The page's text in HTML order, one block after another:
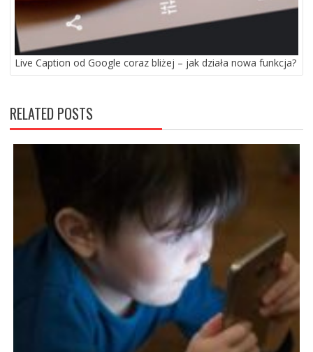
Live Caption od Google coraz bliżej – jak działa nowa funkcja?
RELATED POSTS